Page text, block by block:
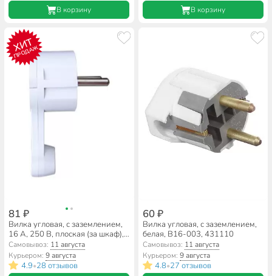
В корзину В корзину
ХИТ
ПРОДАЖ
81 ₽
Вилка угловая, с заземлением,
16 А, 250 В, плоская (за шкаф),
белая, Ecola, Base, AEPL1WEAY
Самовывоз: 11 августа
Курьером:9 августа
4.9•28 отзывов
60 ₽
Вилка угловая, с заземлением,
белая, В16-003, 431110
Самовывоз: 11 августа
Курьером: 9 августа
4.8•27 отзывов